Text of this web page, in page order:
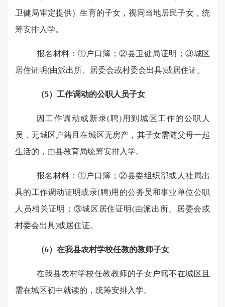
卫健局审定提供）生育的子女，视同当地居民子女，统
筹安排入学。
报名材料：①户口簿；②县卫健局证明；③城区
居住证明(由派出所、居委会或村委会出具)或居住证。
（5） 工作调动的公职人员子女
因工作调动或新录(聘) 用到城区工作的公职人
员，无城区户籍且在城区无房产，其子女需随父母一起
生活的，由县教育局统筹安排入学。
报名材料 ： ①户口簿；②县委组织部或人社局出
具的工作调动证明或录(聘)用的公务员和事业单位公职
人员相关证明；③城区居住证明(由派出所、居委会或
村委会出具)或居住证。
（6） 在我县农村学校任教的教师子女
在我县农村学校任教教师的子女户籍不在城区且
需在城区初中就读的，统筹安排入学。